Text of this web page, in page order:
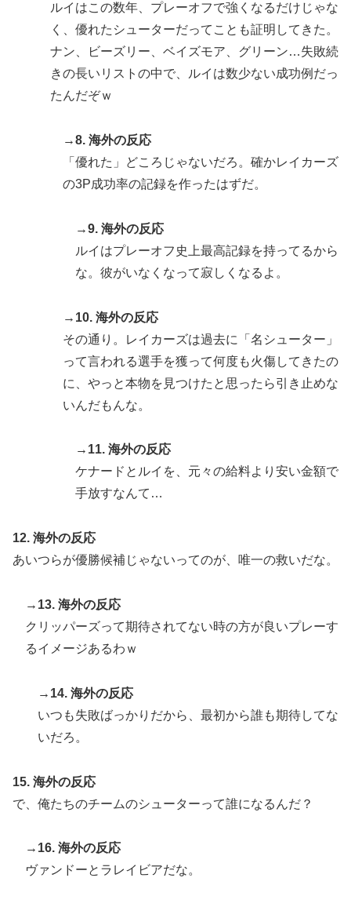
ルイはこの数年、プレーオフで強くなるだけじゃな
く、優れたシューターだってことも証明してきた。
ナン、ビーズリー、ベイズモア、グリーン…失敗続
きの長いリストの中で、ルイは数少ない成功例だっ
たんだぞｗ
→8. 海外の反応
「優れた」どころじゃないだろ。確かレイカーズ
の3P成功率の記録を作ったはずだ。
→9. 海外の反応
ルイはプレーオフ史上最高記録を持ってるから
な。彼がいなくなって寂しくなるよ。
→10. 海外の反応
その通り。レイカーズは過去に「名シューター」
って言われる選手を獲って何度も火傷してきたの
に、やっと本物を見つけたと思ったら引き止めな
いんだもんな。
→11. 海外の反応
ケナードとルイを、元々の給料より安い金額で
手放すなんて…
12. 海外の反応
あいつらが優勝候補じゃないってのが、唯一の救いだな。
→13. 海外の反応
クリッパーズって期待されてない時の方が良いプレーす
るイメージあるわｗ
→14. 海外の反応
いつも失敗ばっかりだから、最初から誰も期待してな
いだろ。
15. 海外の反応
で、俺たちのチームのシューターって誰になるんだ？
→16. 海外の反応
ヴァンドーとラレイビアだな。